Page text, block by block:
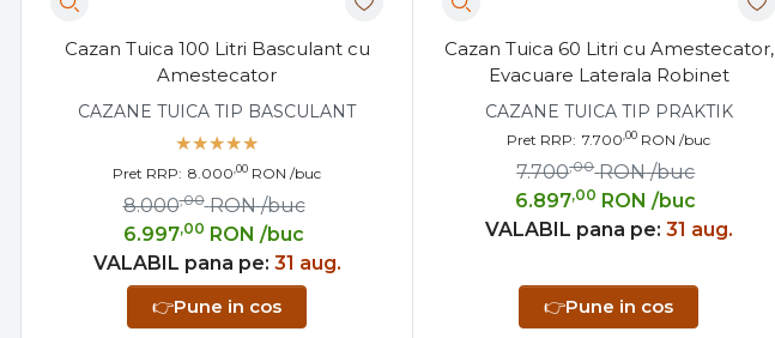
Cazan Tuica 100 Litri Basculant cu
Amestecator
CAZANE TUICA TIP BASCULANT
Pret RRP: 8.000,00 RON /buc
6.997,00 RON /buc
8.000,00 RON /buc
VALABIL pana pe: 31 aug.
👉Pune in cos
Cazan Tuica 60 Litri cu Amestecator,
Evacuare Laterala Robinet
CAZANE TUICA TIP PRAKTIK
Pret RRP: 7.700,00 RON /buc
6.897,00 RON /buc
7.700,00 RON /buc
VALABIL pana pe: 31 aug.
👉Pune in cos